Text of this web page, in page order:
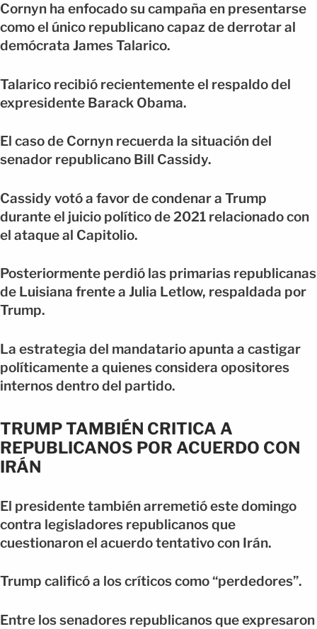
Cornyn ha enfocado su campaña en presentarse
como el único republicano capaz de derrotar al
demócrata James Talarico.
Talarico recibió recientemente el respaldo del
expresidente Barack Obama.
El caso de Cornyn recuerda la situación del
senador republicano Bill Cassidy.
Cassidy votó a favor de condenar a Trump
durante el juicio político de 2021 relacionado con
el ataque al Capitolio.
Posteriormente perdió las primarias republicanas
de Luisiana frente a Julia Letlow, respaldada por
Trump.
La estrategia del mandatario apunta a castigar
políticamente a quienes considera opositores
internos dentro del partido.
TRUMP TAMBIÉN CRITICA A
REPUBLICANOS POR ACUERDO CON
IRÁN
El presidente también arremetió este domingo
contra legisladores republicanos que
cuestionaron el acuerdo tentativo con Irán.
Trump calificó a los críticos como “perdedores”.
Entre los senadores republicanos que expresaron